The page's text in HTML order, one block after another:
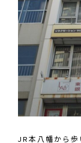
間
～
様
JR本八幡から